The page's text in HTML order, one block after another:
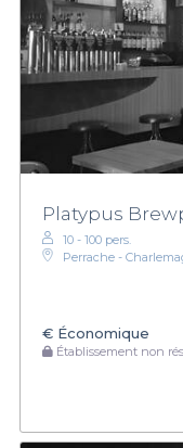
Platypus
10 - 100 pers.
Perrache -
€ Économique
Établissement non